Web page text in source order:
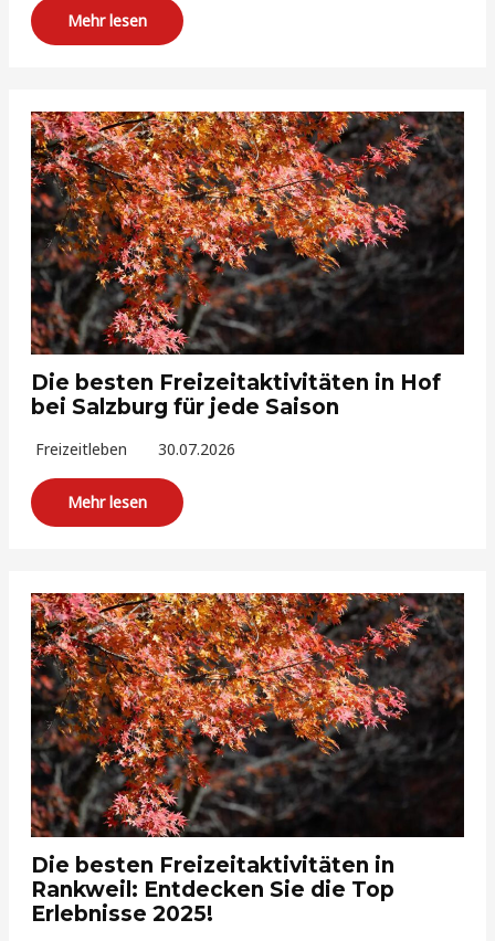
Mehr lesen
Die besten Freizeitaktivitäten in Hof
bei Salzburg für jede Saison
Freizeitleben 30.07.2026
Mehr lesen
Die besten Freizeitaktivitäten in
Rankweil: Entdecken Sie die Top
Erlebnisse 2025!